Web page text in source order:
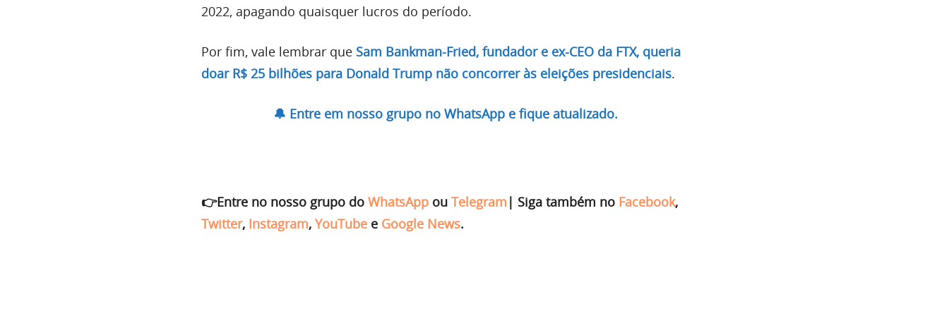
2022, apagando quaisquer lucros do período.
Por fim, vale lembrar que Sam Bankman-Fried, fundador e ex-CEO da FTX, queria
doar R$ 25 bilhões para Donald Trump não concorrer às eleições presidenciais.
🔔 Entre em nosso grupo no WhatsApp e fique atualizado.
👉Entre no nosso grupo do WhatsApp ou Telegram | Siga também no Facebook,
Twitter, Instagram, YouTube e Google News.